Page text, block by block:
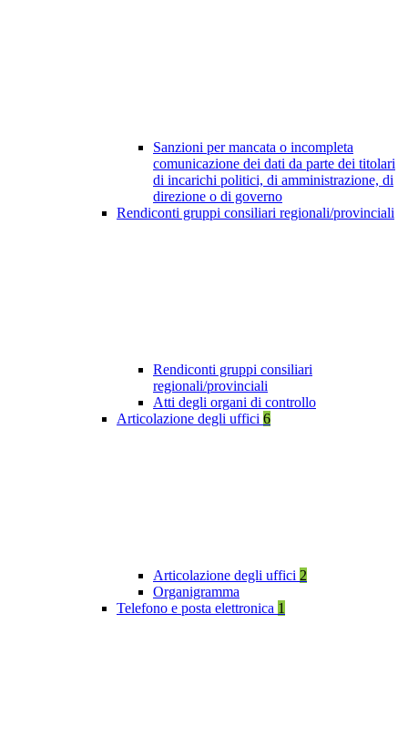
Sanzioni per mancata o incompleta
comunicazione dei dati da parte dei titolari
di incarichi politici, di amministrazione, di
direzione o di governo
Rendiconti gruppi consiliari regionali/provinciali
Rendiconti gruppi consiliari
regionali/provinciali
Atti degli organi di controllo
Articolazione degli uffici 6
Articolazione degli uffici 2
Organigramma
Telefono e posta elettronica 1